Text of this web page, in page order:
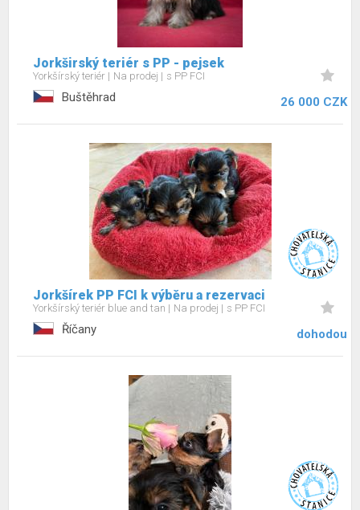
Jorkširský teriér s PP - pejsek
Yorkšírský teriér Na prodej s PP FCI
Buštěhrad 26 000 CZK
Jorkšírek PP FCI k výběru a rezervaci
Yorkšírský teriér blue and tan Na prodej s PP FCI
Říčany dohodou